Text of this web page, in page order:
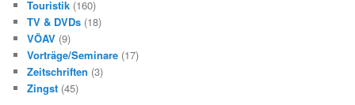
Touristik (160)
TV & DVDs (18)
VÖAV (9)
Vorträge/Seminare (17)
Zeitschriften (3)
Zingst (45)